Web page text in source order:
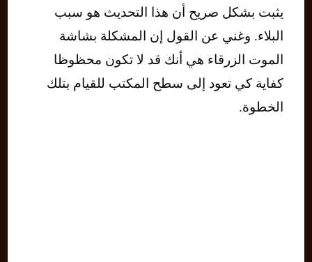
يثبت بشكل صريح أن هذا التحديث هو سبب
البلاء. وغني عن القول إن المشكلة بشاشة
الموت الزرقاء هي أنك قد لا تكون محظوظا
كفاية كي تعود إلى سطح المكتب للقيام بتلك
الخطوة.